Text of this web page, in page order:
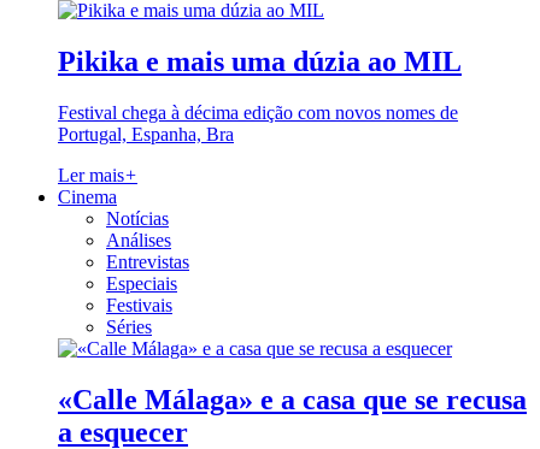
Pikika e mais uma dúzia ao MIL
Festival chega à décima edição com novos nomes de
Portugal, Espanha, Bra
Ler mais+
Cinema
Notícias
Análises
Entrevistas
Especiais
Festivais
Séries
«Calle Málaga» e a casa que se recusa
a esquecer